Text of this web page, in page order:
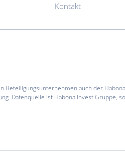
Kontakt
auch der
Datenquelle ist Habona Invest Gruppe,